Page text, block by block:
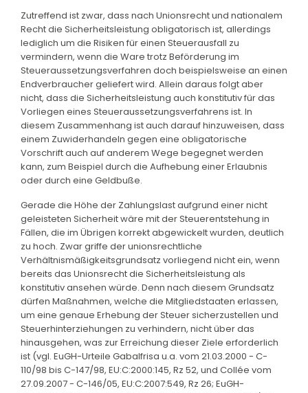
Zutreffend ist zwar, dass nach Unionsrecht und nationalem
Recht die Sicherheitsleistung obligatorisch ist, allerdings
lediglich um die Risiken für einen Steuerausfall zu
vermindern, wenn die Ware trotz Beförderung im
Steueraussetzungsverfahren doch beispielsweise an einen
Endverbraucher geliefert wird. Allein daraus folgt aber
nicht, dass die Sicherheitsleistung auch konstitutiv für das
Vorliegen eines Steueraussetzungsverfahrens ist. In
diesem Zusammenhang ist auch darauf hinzuweisen, dass
einem Zuwiderhandeln gegen eine obligatorische
Vorschrift auch auf anderem Wege begegnet werden
kann, zum Beispiel durch die Aufhebung einer Erlaubnis
oder durch eine Geldbuße.
Gerade die Höhe der Zahlungslast aufgrund einer nicht
geleisteten Sicherheit wäre mit der Steuerentstehung in
Fällen, die im Übrigen korrekt abgewickelt wurden, deutlich
zu hoch. Zwar griffe der unionsrechtliche
Verhältnismäßigkeitsgrundsatz vorliegend nicht ein, wenn
bereits das Unionsrecht die Sicherheitsleistung als
konstitutiv ansehen würde. Denn nach diesem Grundsatz
dürfen Maßnahmen, welche die Mitgliedstaaten erlassen,
um eine genaue Erhebung der Steuer sicherzustellen und
Steuerhinterziehungen zu verhindern, nicht über das
hinausgehen, was zur Erreichung dieser Ziele erforderlich
ist (vgl. EuGH-Urteile Gabalfrisa u.a. vom 21.03.2000 - C-
110/98 bis C-147/98, EU:C:2000:145, Rz 52, und Collée vom
27.09.2007 - C-146/05, EU:C:2007:549, Rz 26; EuGH-